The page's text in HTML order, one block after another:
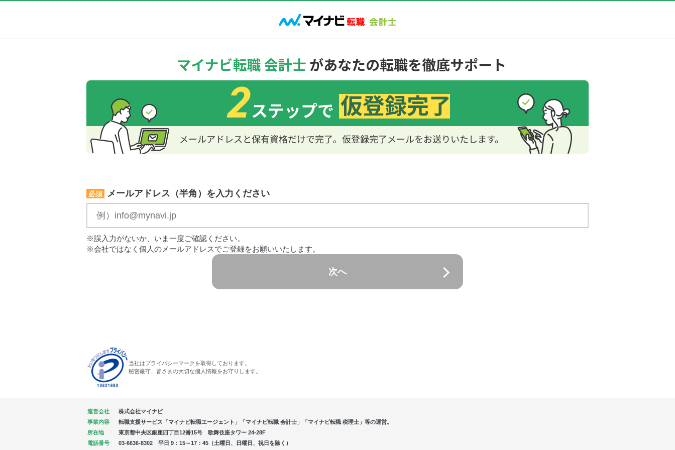
必須 メールアドレス（半角）を入力ください
※誤入力がないか、いま一度ご確認ください。
※会社ではなく個人のメールアドレスでご登録をお願いいたします。
次へ
当社はプライバシーマークを取得しております。
秘密厳守、皆さまの大切な個人情報をお守りします。
運営会社
株式会社マイナビ
事業内容
転職支援サービス「マイナビ転職エージェント」「マイナビ転職 会計士」「マイナビ転職 税理士」等の運営。
所在地
東京都中央区銀座四丁目12番15号 歌舞伎座タワー 24-28F
電話番号
03-6636-8302 平日 9：15～17：45（土曜日、日曜日、祝日を除く）